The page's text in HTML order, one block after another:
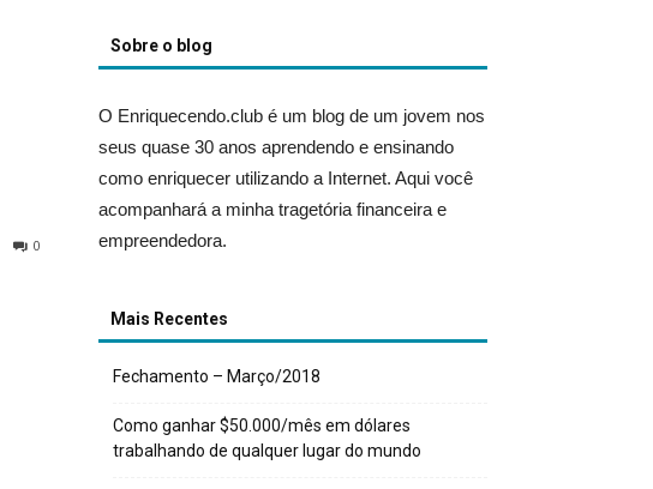
0
Sobre o blog
O Enriquecendo.club é um blog de um jovem nos
seus quase 30 anos aprendendo e ensinando
como enriquecer utilizando a Internet. Aqui você
acompanhará a minha tragetória financeira e
empreendedora.
Mais Recentes
Fechamento – Março/2018
Como ganhar $50.000/mês em dólares
trabalhando de qualquer lugar do mundo